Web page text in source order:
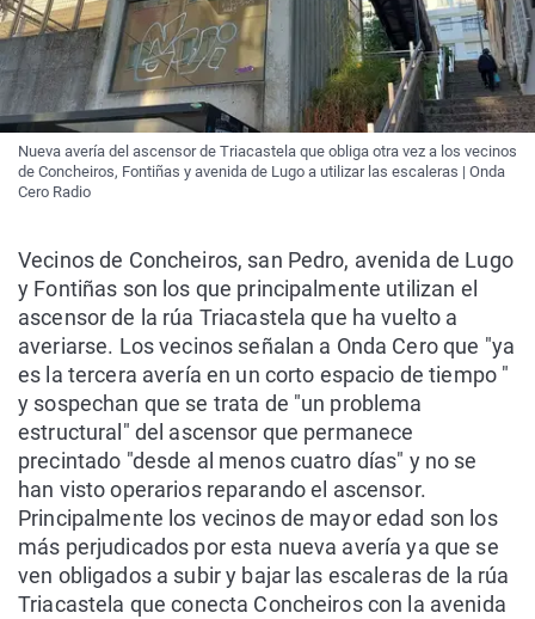
Nueva avería del ascensor de Triacastela que obliga otra vez a los vecinos
de Concheiros, Fontiñas y avenida de Lugo a utilizar las escaleras | Onda
Cero Radio
Vecinos de Concheiros, san Pedro, avenida de Lugo
y Fontiñas son los que principalmente utilizan el
ascensor de la rúa Triacastela que ha vuelto a
averiarse. Los vecinos señalan a Onda Cero que "ya
es la tercera avería en un corto espacio de tiempo "
y sospechan que se trata de "un problema
estructural" del ascensor que permanece
precintado "desde al menos cuatro días" y no se
han visto operarios reparando el ascensor.
Principalmente los vecinos de mayor edad son los
más perjudicados por esta nueva avería ya que se
ven obligados a subir y bajar las escaleras de la rúa
Triacastela que conecta Concheiros con la avenida